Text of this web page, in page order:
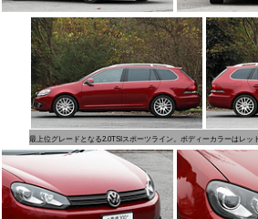
最上位グレードとなる2.0TSIスポーツライン。ボディーカラーはレッ